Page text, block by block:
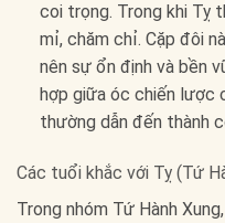
coi trọng. Trong khi Tỵ
mỉ, chăm chỉ. Cặp đôi
nên sự ổn định và bền
hợp giữa óc chiến lược
thường dẫn đến thành
Các tuổi khắc với Tỵ (Tứ
Trong nhóm Tứ Hành